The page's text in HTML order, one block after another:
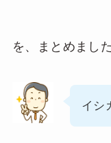
を、まとめまし
イシ